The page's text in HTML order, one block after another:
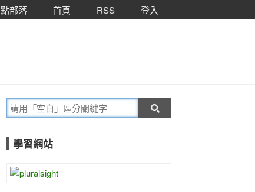
點部落 首頁 RSS 登入
學習網站